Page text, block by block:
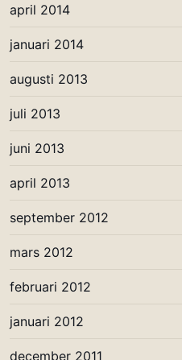
april 2014
januari 2014
augusti 2013
juli 2013
juni 2013
april 2013
september 2012
mars 2012
februari 2012
januari 2012
december 2011